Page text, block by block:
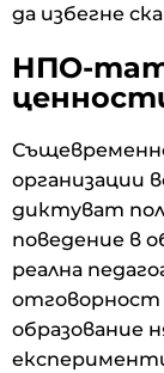
да избегне
НПО-
организации
диктуват
поведение в
реална
отговорност
образование